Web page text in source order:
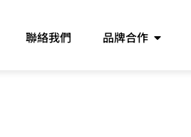
聯絡我們 品牌合作